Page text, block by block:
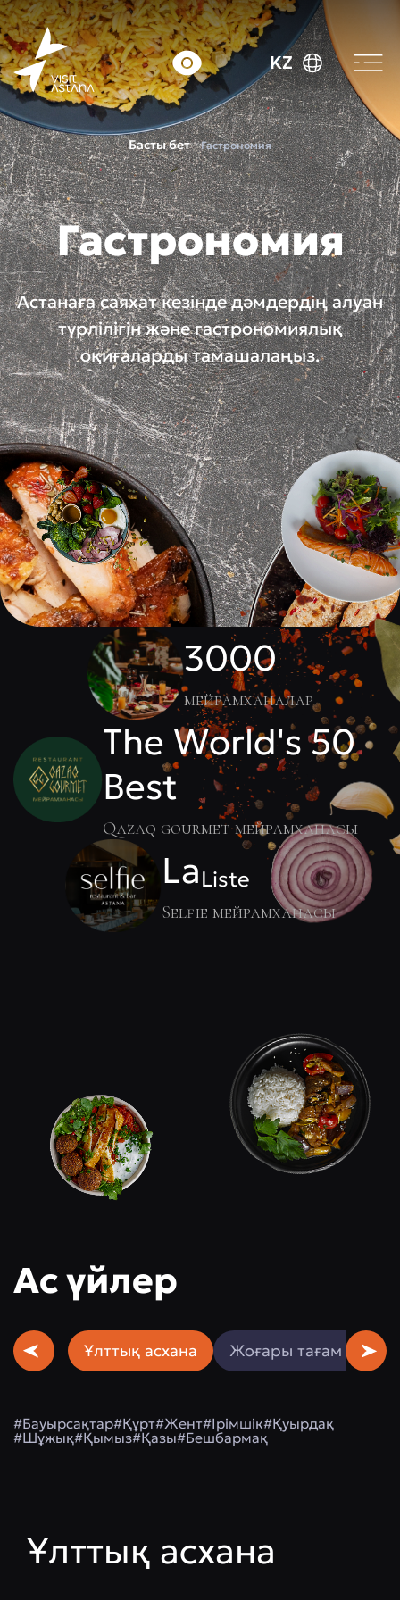
KZ
Басты бет Гастрономия
Гастрономия
Астанаға саяхат кезінде дәмдердің алуан
түрлілігін және гастрономиялық
оқиғаларды тамашалаңыз.
3000
мейрамханалар
The World's 50
Best
Qazaq gourmet мейрамханасы
LaListe
Selfie мейрамханасы
Ас үйлер
Ұлттық асхана Жоғары тағам өнері
#Бауырсақтар#Құрт#Жент#Ірімшік#Қуырдақ
#Шұжық#Қымыз#Қазы#Бешбармақ
Ұлттық асхана